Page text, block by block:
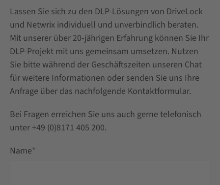
Lassen Sie sich zu den DLP-Lösungen von DriveLock
und Netwrix individuell und unverbindlich beraten.
Mit unserer über 20-jährigen Erfahrung können Sie Ihr
DLP-Projekt mit uns gemeinsam umsetzen. Nutzen
Sie bitte während der Geschäftszeiten unseren Chat
für weitere Informationen oder senden Sie uns Ihre
Anfrage über das nachfolgende Kontaktformular.
Bei Fragen erreichen Sie uns auch gerne telefonisch
unter +49 (0)8171 405 200.
Name*